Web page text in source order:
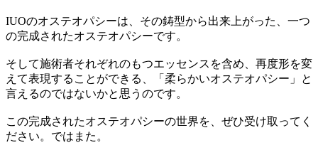
IUOのオステオパシーは、その鋳型から出来上がった、一つ
の完成されたオステオパシーです。
そして施術者それぞれのもつエッセンスを含め、再度形を変
えて表現することができる、「柔らかいオステオパシー」と
言えるのではないかと思うのです。
この完成されたオステオパシーの世界を、ぜひ受け取ってく
ださい。ではまた。